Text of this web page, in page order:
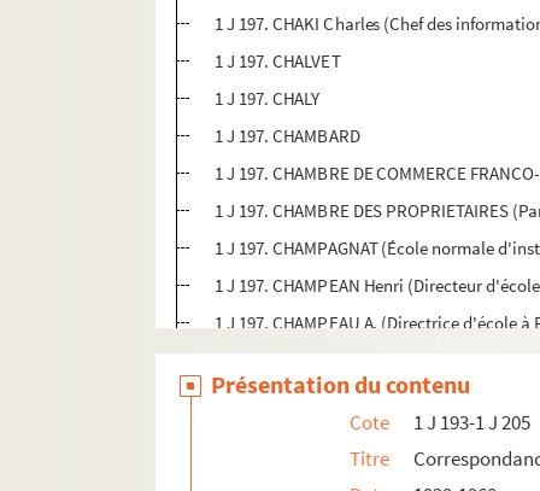
1 J 197. CHAKI Charles (Chef des
1 J 197. CHALVET
1 J 197. CHALY
1 J 197. CHAMBARD
1 J 197. CHAMBRE DE COMMERCE
1 J 197. CHAMBRE DES PROPRIETAIRES
1 J 197. CHAMPAGNAT (École normale
1 J 197. CHAMPEAN Henri (Directeur
1 J 197. CHAMPEAU A. (Directrice d'école à
1 J 197. CHAMPEAU Henri (Directeur
1 J 197. CHAMPION
1 J 197. CHANCE Edgar
Présentation du contenu
Cote
1 J 193-1 J 205
Titre